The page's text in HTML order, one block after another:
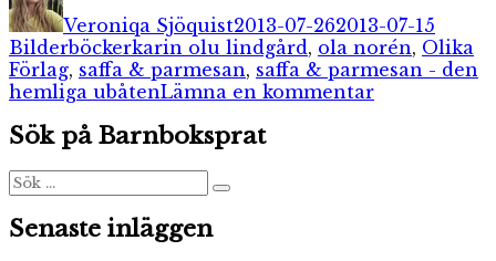
Veroniqa Sjöquist2013-07-262013-07-15
BilderböckerEtiketter
karin olu lindgård, ola norén, Olika
Förlag, saffa & parmesan, saffa & parmesan - den
hemliga ubåtenLämna en kommentartill
Sök på Barnboksprat
Sök
efter:
Sök
Senaste inläggen